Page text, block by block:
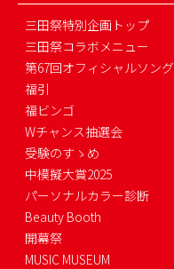
三田祭特別企画トップ
三田祭コラボメニュー
第67回オフィシャルソング
福引
福ビンゴ
Wチャンス抽選会
受験のすゝめ
中模擬大賞2025
パーソナルカラー診断
Beauty Booth
開幕祭
MUSIC MUSEUM